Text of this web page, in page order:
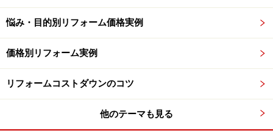
スペースのものを検討してみましょう。（画像提供：
株式会社LIXIL）
タンクレストイレでリフォームをする際に気になること
の一つに、「手洗い」の問題があります。トイレと洗面
所が隣接していればいいのですが、トイレのタンク部に
付いていた手洗いを使用していた方にとっては、ちょっ
と不便さを感じてしまうこともあります。
悩み・目的別リフォーム価格実例
価格別リフォーム実例
リフォームコストダウンのコツ
他のテーマも見る